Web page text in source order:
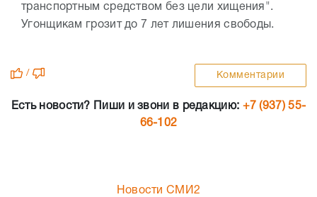
транспортным средством без цели хищения".
Угонщикам грозит до 7 лет лишения свободы.
/ Комментарии
Есть новости? Пиши и звони в редакцию: +7 (937) 55-
66-102
Новости СМИ2